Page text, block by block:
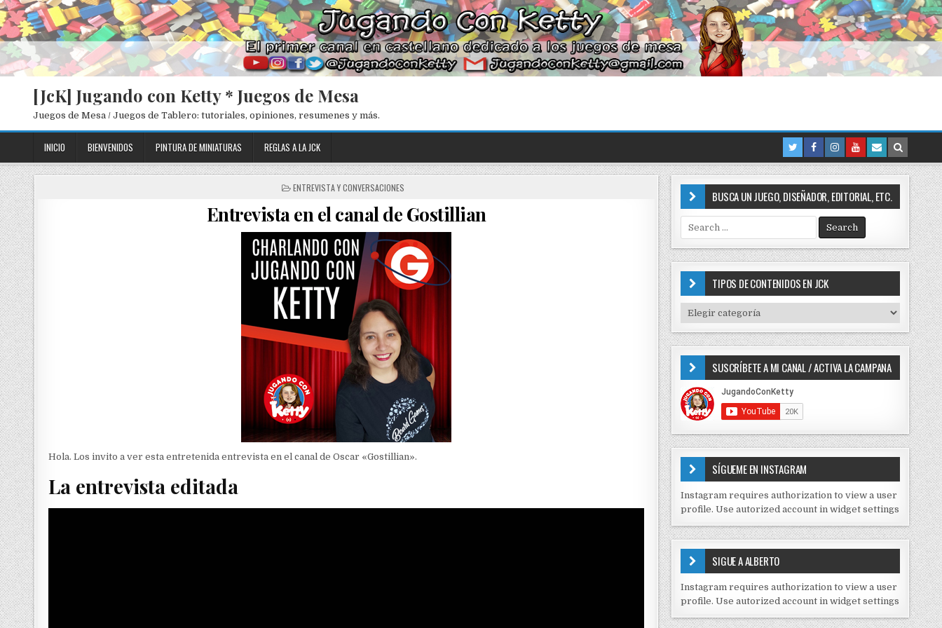
[JcK] Jugando con Ketty * Juegos de Mesa
Juegos de Mesa / Juegos de Tablero: tutoriales, opiniones, resumenes y más.
INICIO BIENVENIDOS PINTURA DE MINIATURAS REGLAS A LA JCK
P
S
T
E
D
I
N
ENTREVISTA Y CONVERSACIONES
Entrevista en el canal de Gostillian
Hola. Los invito a ver esta entretenida entrevista en el canal de Oscar «Gostillian».
La entrevista editada
BUSCA UN JUEGO, DISEÑADOR, EDITORIAL, ETC.
e
a
r
o
r
:
TIPOS DE CONTENIDOS EN JCK
I
P
D
E
C
N
T
I
D
S
E
J
C
K
SUSCRÍBETE A MI CANAL / ACTIVA LA CAMPANA
SÍGUEME EN INSTAGRAM
Instagram requires authorization to view a user
profile. Use autorized account in widget settings
SIGUE A ALBERTO
Instagram requires authorization to view a user
profile. Use autorized account in widget settings